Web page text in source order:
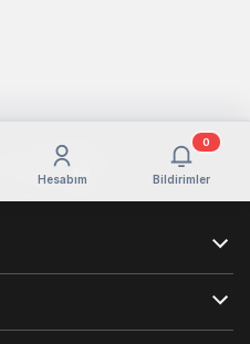
Hesabım Bildirimler
0